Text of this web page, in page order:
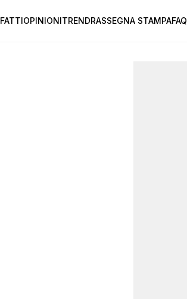
FATTIOPINIONITRENDRASSEGNA STAMPAFAQ